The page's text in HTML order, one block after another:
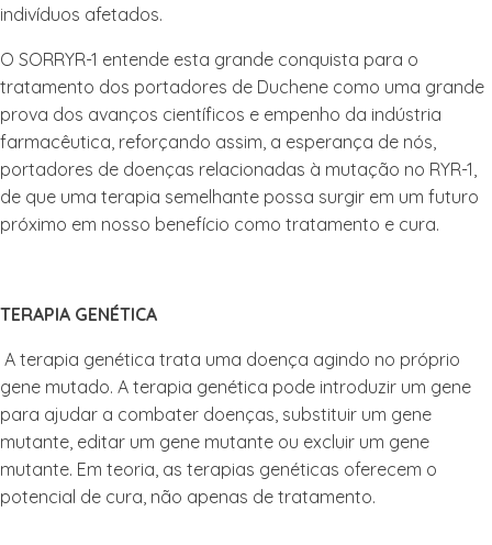
indivíduos afetados.
O SORRYR-1 entende esta grande conquista para o
tratamento dos portadores de Duchene como uma grande
prova dos avanços científicos e empenho da indústria
farmacêutica, reforçando assim, a esperança de nós,
portadores de doenças relacionadas à mutação no RYR-1,
de que uma terapia semelhante possa surgir em um futuro
próximo em nosso benefício como tratamento e cura.
TERAPIA GENÉTICA
A terapia genética trata uma doença agindo no próprio
gene mutado. A terapia genética pode introduzir um gene
para ajudar a combater doenças, substituir um gene
mutante, editar um gene mutante ou excluir um gene
mutante. Em teoria, as terapias genéticas oferecem o
potencial de cura, não apenas de tratamento.